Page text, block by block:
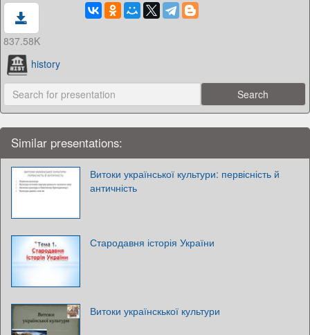
837.58K
history
Similar presentations:
Витоки української культури: первісність й
античність
Стародавня історія України
Витоки українскької культури